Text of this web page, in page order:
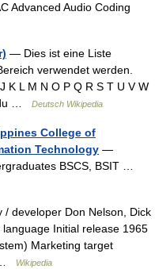
Advanced Audio Coding
— Dies ist eine Liste
verwendet werden.
K L M N O P Q R S T U V W
…
Deutsch Wikipedia
College of
Technology —
BSCS, BSIT …
developer Don Nelson, Dick
Initial release 1965
Marketing target
…
Wikipedia